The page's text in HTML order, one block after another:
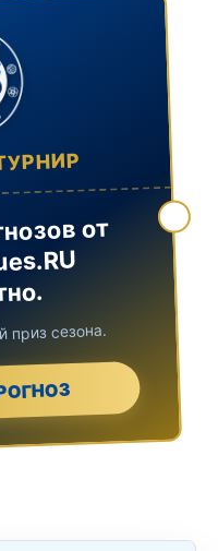
от
приз сезона.